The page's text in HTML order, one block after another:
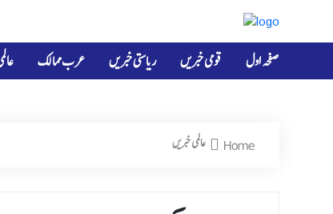
صفحہ اول قومی خبریں ریاستی خبریں عرب ممالک
Home عالمی خبریں